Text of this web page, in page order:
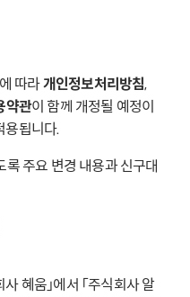
따라 개인정보처리방침,
약관이 함께 개정될 예정이
용됩니다.
주요 변경 내용과 신구대
혜움」에서 「주식회사 알